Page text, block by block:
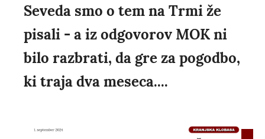
Seveda smo o tem na Trmi že
pisali - a iz odgovorov MOK ni
bilo razbrati, da gre za pogodbo,
ki traja dva meseca....